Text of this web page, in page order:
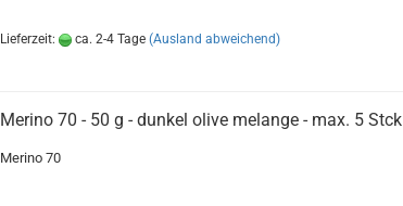
Lieferzeit: ca. 2-4 Tage (Ausland abweichend)
Merino 70 - 50 g - dunkel olive melange - max. 5 Stck
Merino 70